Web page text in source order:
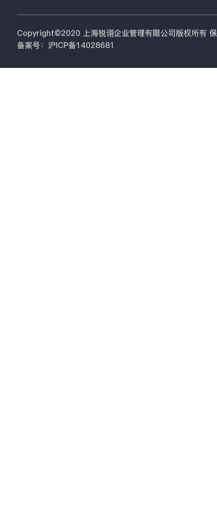
Copyright©2020 上海锐诩企业管理有限公司版权所有
备案号：沪ICP备14028681